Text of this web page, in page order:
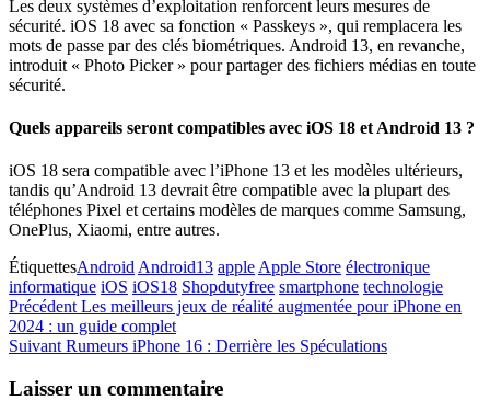
Les deux systèmes d’exploitation renforcent leurs mesures de
sécurité. iOS 18 avec sa fonction « Passkeys », qui remplacera les
mots de passe par des clés biométriques. Android 13, en revanche,
introduit « Photo Picker » pour partager des fichiers médias en toute
sécurité.
Quels appareils seront compatibles avec iOS 18 et Android 13 ?
iOS 18 sera compatible avec l’iPhone 13 et les modèles ultérieurs,
tandis qu’Android 13 devrait être compatible avec la plupart des
téléphones Pixel et certains modèles de marques comme Samsung,
OnePlus, Xiaomi, entre autres.
ÉtiquettesAndroid Android13 apple Apple Store électronique
informatique iOS iOS18 Shopdutyfree smartphone technologie
Navigation
de
Article
précédent
Précédent Les meilleurs jeux de réalité augmentée pour iPhone en
2024 : un guide complet
Article
Suivant Rumeurs iPhone 16 : Derrière les Spéculations
Laisser un commentaire